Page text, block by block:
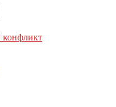
конфликт